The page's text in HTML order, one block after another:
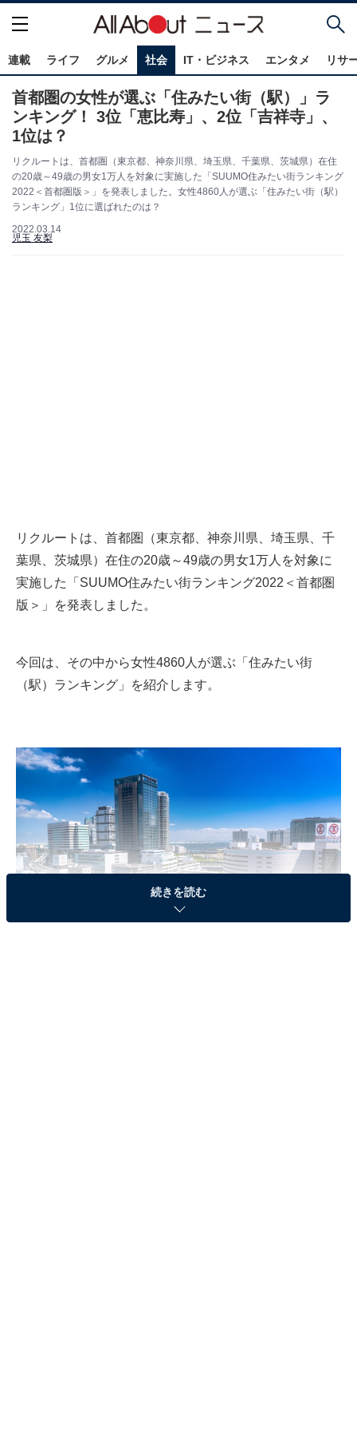
連載 ライフ グルメ 社会 IT・ビジネス エンタメ リサ
首都圏の女性が選ぶ「住みたい街（駅）」ラ
ンキング！ 3位「恵比寿」、2位「吉祥寺」、
1位は？
リクルートは、首都圏（東京都、神奈川県、埼玉県、千葉県、茨城県）在住
の20歳～49歳の男女1万人を対象に実施した「SUUMO住みたい街ランキング
2022＜首都圏版＞」を発表しました。女性4860人が選ぶ「住みたい街（駅）
ランキング」1位に選ばれたのは？
2022.03.14
児玉 友梨
リクルートは、首都圏（東京都、神奈川県、埼玉県、千
葉県、茨城県）在住の20歳～49歳の男女1万人を対象に
実施した「SUUMO住みたい街ランキング2022＜首都圏
版＞」を発表しました。
今回は、その中から女性4860人が選ぶ「住みたい街
（駅）ランキング」を紹介します。
続きを読む